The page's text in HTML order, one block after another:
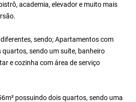
academia, elevador e muito mais
sendo; Apartamentos com
quartos, sendo um suíte, banheiro
e cozinha com área de serviço
possuindo dois quartos, sendo uma